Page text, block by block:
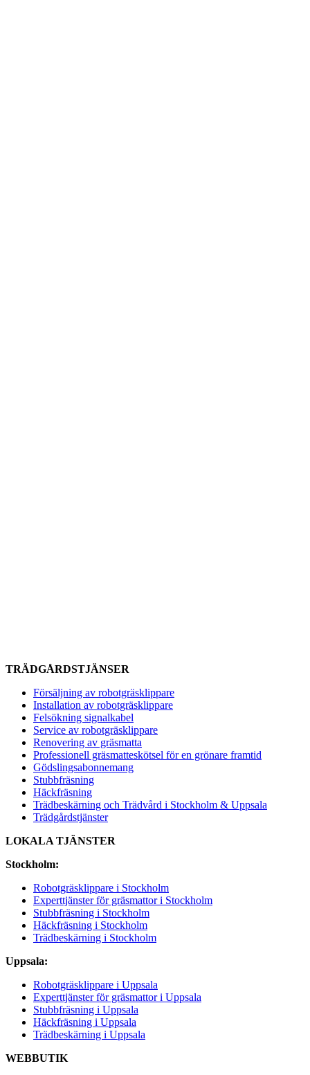
TRÄDGÅRDSTJÄNSER
Försäljning av robotgräsklippare
Installation av robotgräsklippare
Felsökning signalkabel
Service av robotgräsklippare
Renovering av gräsmatta
Professionell gräsmatteskötsel för en grönare framtid
Gödslingsabonnemang
Stubbfräsning
Häckfräsning
Trädbeskärning och Trädvård i Stockholm & Uppsala
Trädgårdstjänster
LOKALA TJÄNSTER
Stockholm:
Robotgräsklippare i Stockholm
Experttjänster för gräsmattor i Stockholm
Stubbfräsning i Stockholm
Häckfräsning i Stockholm
Trädbeskärning i Stockholm
Uppsala:
Robotgräsklippare i Uppsala
Experttjänster för gräsmattor i Uppsala
Stubbfräsning i Uppsala
Häckfräsning i Uppsala
Trädbeskärning i Uppsala
WEBBUTIK